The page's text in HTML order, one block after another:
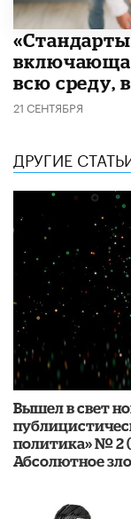
всю среду,
21 СЕНТЯБРЯ
ДРУГИЕ
Вышел в свет
политика» № 2
Абсолютное